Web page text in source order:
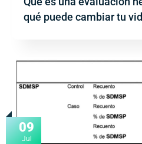
qué puede cambiar tu
09
Jul